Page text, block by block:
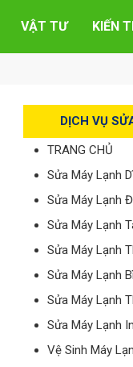
VẬT TƯ KIẾN
DỊCH VỤ
TRANG CHỦ
Sửa Máy Lạnh
Sửa Máy Lạnh
Sửa Máy Lạnh
Sửa Máy Lạnh
Sửa Máy Lạnh
Sửa Máy Lạnh
Sửa Máy Lạnh
Vệ Sinh Máy